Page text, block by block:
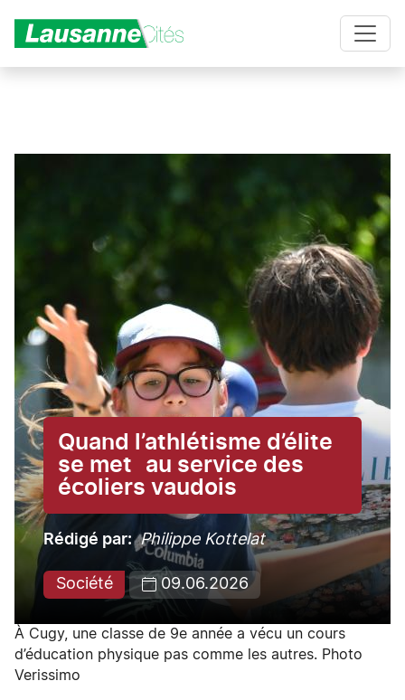
Quand l’athlétisme d’élite
se met au service des
écoliers vaudois
Rédigé par Philippe Kottelat
Société 09.06.2026
À Cugy, une classe de 9e année a vécu un cours
d’éducation physique pas comme les autres. Photo
Verissimo